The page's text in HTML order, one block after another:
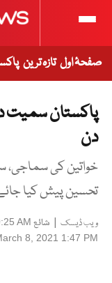
صفحۂ اول تازہ ترین
پاکستان سمیت
دن
خواتین کی سماجی،
تحسین پیش کیا
ویب ڈیسک | شائع AM
8, 2021 1:47 PM